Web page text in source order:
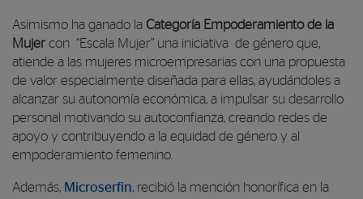
Asimismo ha ganado la Categoría Empoderamiento de la
Mujer con “Escala Mujer” una iniciativa de género que,
atiende a las mujeres microempresarias con una propuesta
de valor especialmente diseñada para ellas, ayudándoles a
alcanzar su autonomía económica, a impulsar su desarrollo
personal motivando su autoconfianza, creando redes de
apoyo y contribuyendo a la equidad de género y al
empoderamiento femenino.
Además, Microserfin, recibió la mención honorífica en la